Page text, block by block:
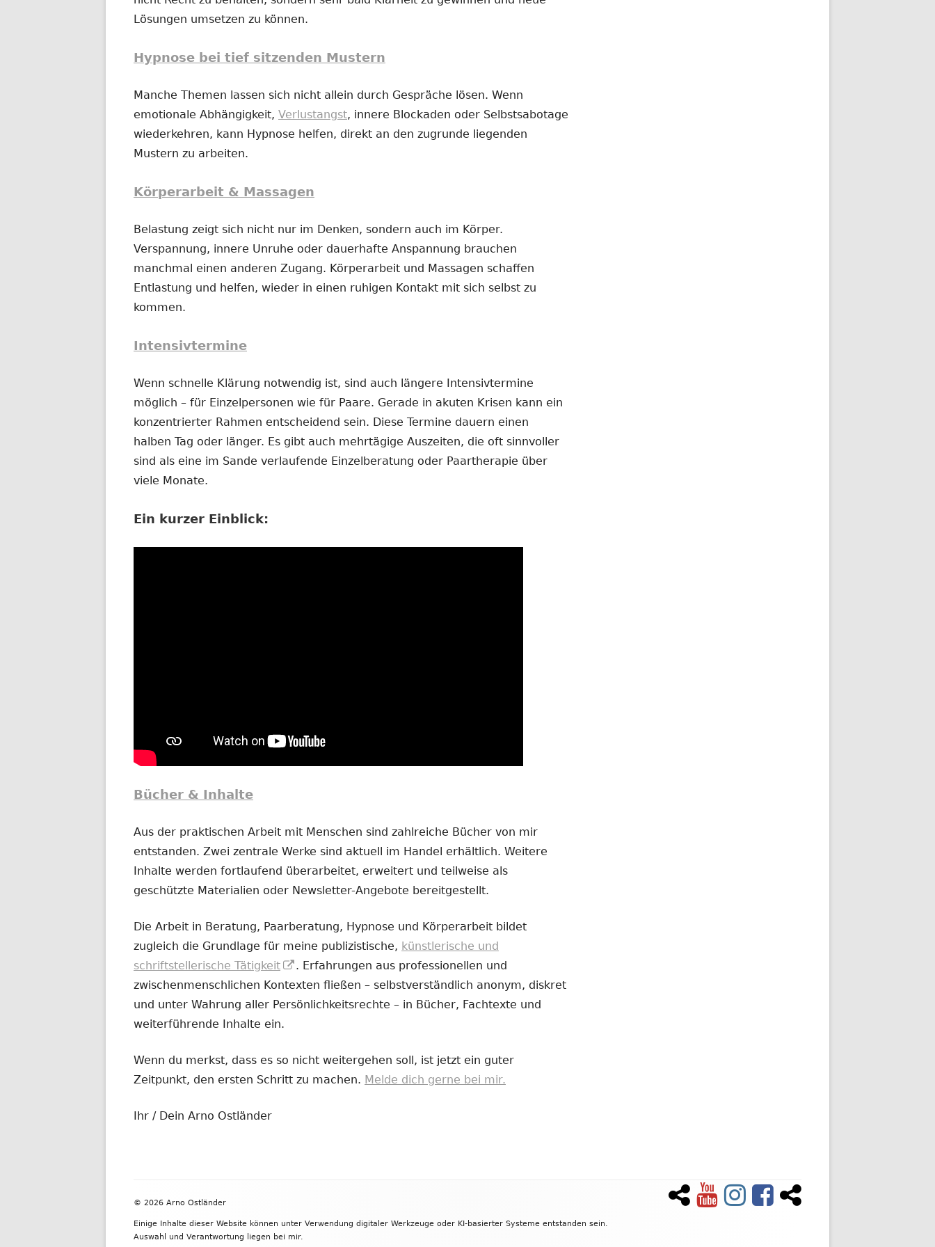
Lösungen umsetzen zu können.
Hypnose bei tief sitzenden Mustern
Manche Themen lassen sich nicht allein durch Gespräche lösen. Wenn
emotionale Abhängigkeit, Verlustangst, innere Blockaden oder Selbstsabotage
wiederkehren, kann Hypnose helfen, direkt an den zugrunde liegenden
Mustern zu arbeiten.
Körperarbeit & Massagen
Belastung zeigt sich nicht nur im Denken, sondern auch im Körper.
Verspannung, innere Unruhe oder dauerhafte Anspannung brauchen
manchmal einen anderen Zugang. Körperarbeit und Massagen schaffen
Entlastung und helfen, wieder in einen ruhigen Kontakt mit sich selbst zu
kommen.
Intensivtermine
Wenn schnelle Klärung notwendig ist, sind auch längere Intensivtermine
möglich – für Einzelpersonen wie für Paare. Gerade in akuten Krisen kann ein
konzentrierter Rahmen entscheidend sein. Diese Termine dauern einen
halben Tag oder länger. Es gibt auch mehrtägige Auszeiten, die oft sinnvoller
sind als eine im Sande verlaufende Einzelberatung oder Paartherapie über
viele Monate.
Ein kurzer Einblick:
Bücher & Inhalte
Aus der praktischen Arbeit mit Menschen sind zahlreiche Bücher von mir
entstanden. Zwei zentrale Werke sind aktuell im Handel erhältlich. Weitere
Inhalte werden fortlaufend überarbeitet, erweitert und teilweise als
geschützte Materialien oder Newsletter-Angebote bereitgestellt.
Die Arbeit in Beratung, Paarberatung, Hypnose und Körperarbeit bildet
zugleich die Grundlage für meine publizistische, künstlerische und
schriftstellerische Tätigkeit
In
neuem
Fenster
. Erfahrungen aus professionellen und
zwischenmenschlichen Kontexten fließen – selbstverständlich anonym, diskret
und unter Wahrung aller Persönlichkeitsrechte – in Bücher, Fachtexte und
weiterführende Inhalte ein.
Wenn du merkst, dass es so nicht weitergehen soll, ist jetzt ein guter
Zeitpunkt, den ersten Schritt zu machen. Melde dich gerne bei mir.
Ihr / Dein Arno Ostländer
Inhalt
© 2026 Arno Ostländer
Einige Inhalte dieser Website können unter Verwendung digitaler Werkzeuge oder KI-basierter Systeme entstanden sein.
Auswahl und Verantwortung liegen bei mir.
NewsletterYouTubeInstagramFacebookTiktok